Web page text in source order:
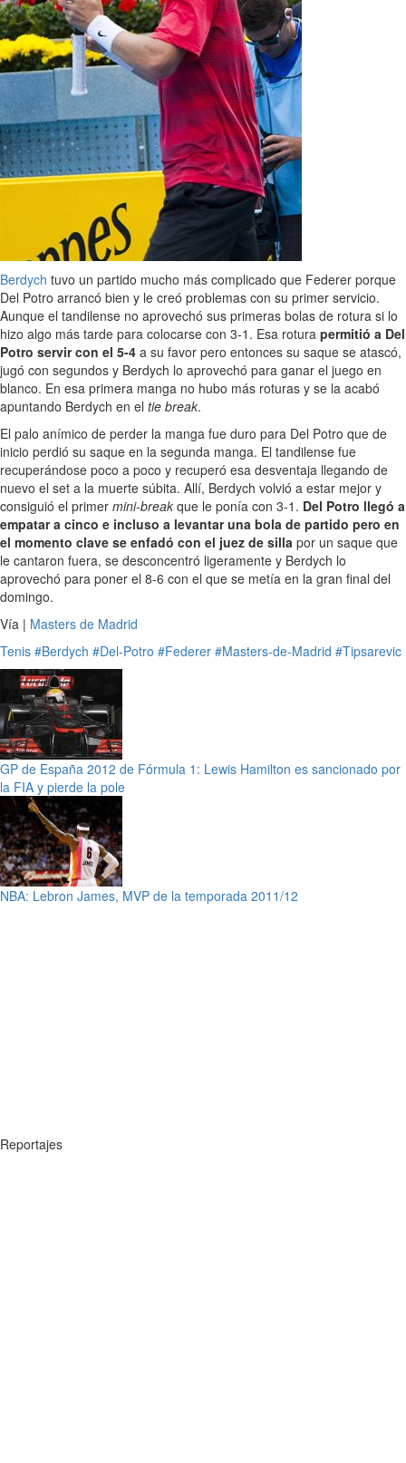
Berdych tuvo un partido mucho más complicado que Federer porque
Del Potro arrancó bien y le creó problemas con su primer servicio.
Aunque el tandilense no aprovechó sus primeras bolas de rotura si lo
hizo algo más tarde para colocarse con 3-1. Esa rotura permitió a Del
Potro servir con el 5-4 a su favor pero entonces su saque se atascó,
jugó con segundos y Berdych lo aprovechó para ganar el juego en
blanco. En esa primera manga no hubo más roturas y se la acabó
apuntando Berdych en el tie break.
El palo anímico de perder la manga fue duro para Del Potro que de
inicio perdió su saque en la segunda manga. El tandilense fue
recuperándose poco a poco y recuperó esa desventaja llegando de
nuevo el set a la muerte súbita. Allí, Berdych volvió a estar mejor y
consiguió el primer mini-break que le ponía con 3-1. Del Potro llegó a
empatar a cinco e incluso a levantar una bola de partido pero en
el momento clave se enfadó con el juez de silla por un saque que
le cantaron fuera, se desconcentró ligeramente y Berdych lo
aprovechó para poner el 8-6 con el que se metía en la gran final del
domingo.
Vía | Masters de Madrid
Tenis #Berdych #Del-Potro #Federer #Masters-de-Madrid #Tipsarevic
GP de España 2012 de Fórmula 1: Lewis Hamilton es sancionado por
la FIA y pierde la pole
NBA: Lebron James, MVP de la temporada 2011/12
Reportajes